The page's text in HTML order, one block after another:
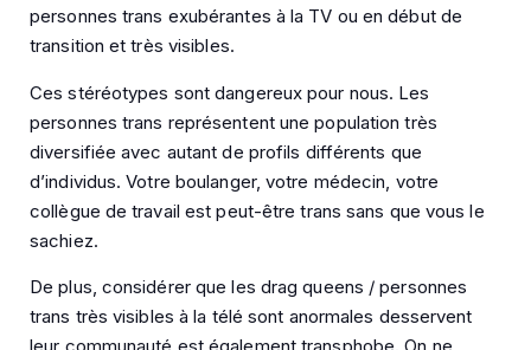
personnes trans exubérantes à la TV ou en début de
transition et très visibles.
Ces stéréotypes sont dangereux pour nous. Les
personnes trans représentent une population très
diversifiée avec autant de profils différents que
d’individus. Votre boulanger, votre médecin, votre
collègue de travail est peut-être trans sans que vous le
sachiez.
De plus, considérer que les drag queens / personnes
trans très visibles à la télé sont anormales desservent